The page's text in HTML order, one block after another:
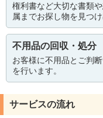
権利書など大切な書類
属までお探し物を見つけ
不用品の回収・処分
お客様に不用品とご判
を行います。
サービスの流れ